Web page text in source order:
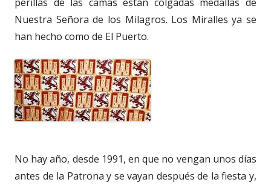
perillas de las camas están colgadas medallas de
Nuestra Señora de los Milagros. Los Miralles ya se
han hecho como de El Puerto.
No hay año, desde 1991, en que no vengan unos días
antes de la Patrona y se vayan después de la fiesta y,